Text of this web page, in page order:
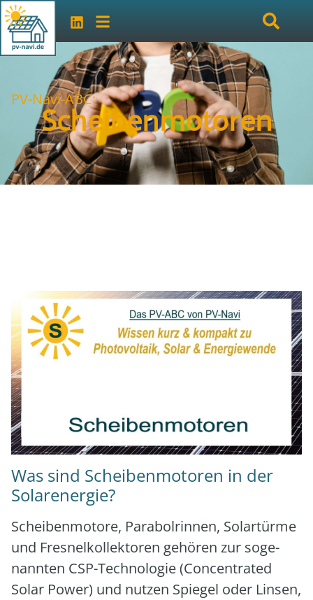
PV-Navi-ABC:
Scheibenmotoren
Was sind Scheibenmotoren in der
Solarenergie?
Schei­ben­mo­to­re, Para­bol­rin­nen, Solar­tür­me
und Fres­nel­kol­lek­to­ren gehö­ren zur soge­
nann­ten CSP-Tech­no­lo­gie (Con­cen­tra­ted
Solar Power) und nut­zen Spie­gel oder Lin­sen,